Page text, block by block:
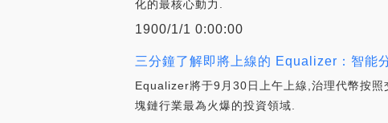
化的最核心動力.
1900/1/1 0:00:00
三分鐘了解即將上線的 Equalizer：智能
Equalizer將于9月30日上午上線,治理代幣按
塊鏈行業最為火爆的投資領域.